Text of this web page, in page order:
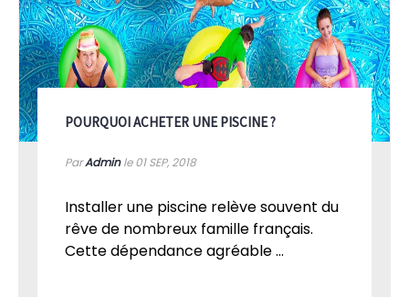
POURQUOI ACHETER UNE PISCINE ?
ParAdminle 01SEP, 2018
Installer une piscine relève souvent du
rêve de nombreux famille français.
Cette dépendance agréable ...